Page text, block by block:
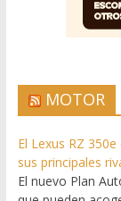
MOTOR
El Lexus RZ
sus principales
El nuevo Plan